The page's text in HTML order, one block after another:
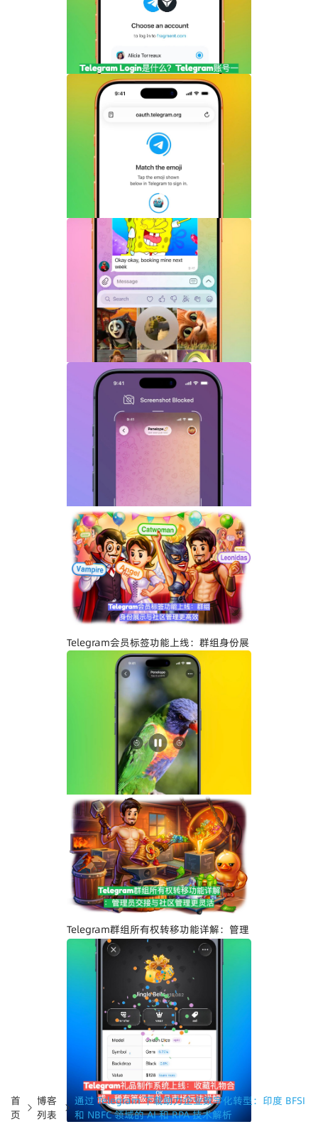
一键登录功能全面解析
Telegram机器人流式响应功能详解：AI回
复实时生成体验升级
Telegram GIF标题功能上线：动态图也能
添加文字说明与表情内容
Telegram关闭私聊分享功能详解：增强聊
天隐私与内容保护
Telegram会员标签功能上线：群组身份展
示与社区管理更高效
Telegram界面全面升级：安卓版全新设
计、iOS Liquid Glass优化与操作体验提
升
Telegram群组所有权转移功能详解：管理
员交接与社区管理更灵活
首
页
博客
列表
通过 Telegram 下载助力企业数字化转型：印度 BFSI
和 NBFC 领域的 AI 和 RPA 技术解析